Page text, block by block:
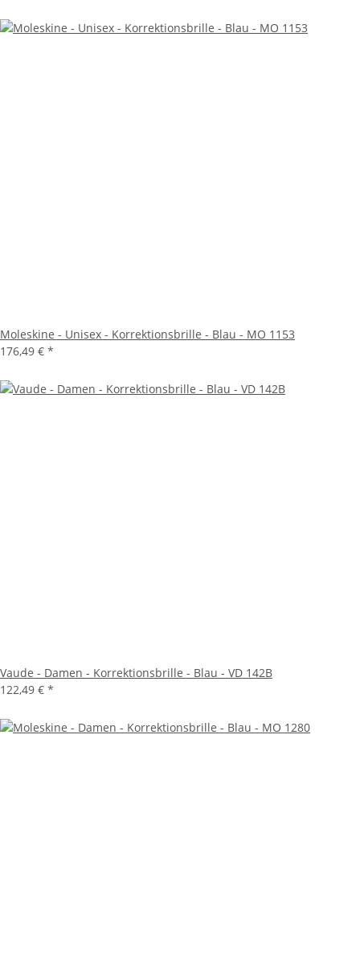
Moleskine - Unisex - Korrektionsbrille - Blau - MO 1153
176,49 € *
Vaude - Damen - Korrektionsbrille - Blau - VD 142B
122,49 € *